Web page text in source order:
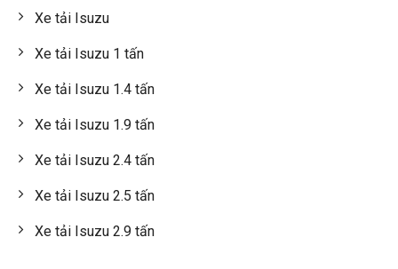
Xe tải Isuzu
Xe tải Isuzu 1 tấn
Xe tải Isuzu 1.4 tấn
Xe tải Isuzu 1.9 tấn
Xe tải Isuzu 2.4 tấn
Xe tải Isuzu 2.5 tấn
Xe tải Isuzu 2.9 tấn